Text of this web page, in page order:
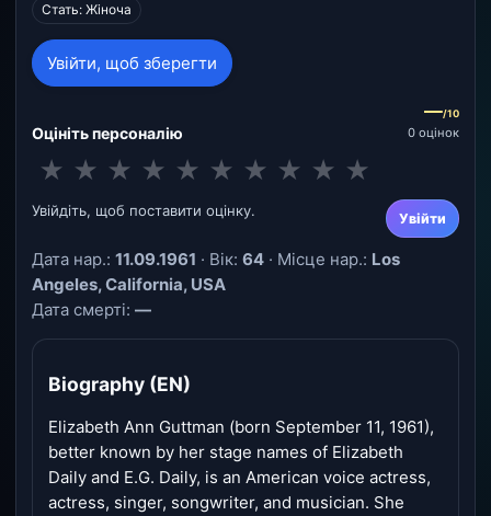
Стать: Жіноча
Увійти, щоб зберегти
Оцініть персоналію
—/10
0 оцінок
★ ★ ★ ★ ★ ★ ★ ★ ★ ★
Увійдіть, щоб поставити оцінку. Увійти
Дата нар.: 11.09.1961 · Вік: 64 · Місце нар.: Los
Angeles, California, USA
Дата смерті: —
Biography (EN)
Elizabeth Ann Guttman (born September 11, 1961),
better known by her stage names of Elizabeth
Daily and E.G. Daily, is an American voice actress,
actress, singer, songwriter, and musician. She